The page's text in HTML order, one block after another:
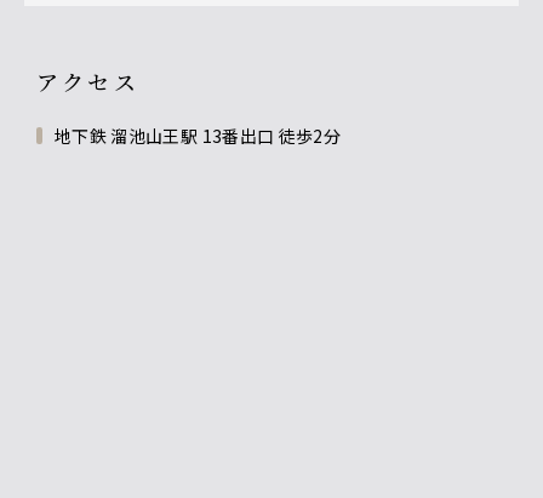
アクセス
地下鉄 溜池山王駅 13番出口 徒歩2分